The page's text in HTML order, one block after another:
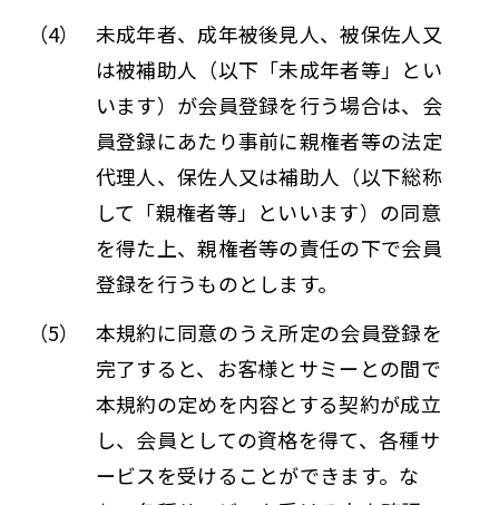
（4）
未成年者、成年被後見人、被保佐人又
は被補助人（以下「未成年者等」とい
います）が会員登録を行う場合は、会
員登録にあたり事前に親権者等の法定
代理人、保佐人又は補助人（以下総称
して「親権者等」といいます）の同意
を得た上、親権者等の責任の下で会員
登録を行うものとします。
（5）
本規約に同意のうえ所定の会員登録を
完了すると、お客様とサミーとの間で
本規約の定めを内容とする契約が成立
し、会員としての資格を得て、各種サ
ービスを受けることができます。な